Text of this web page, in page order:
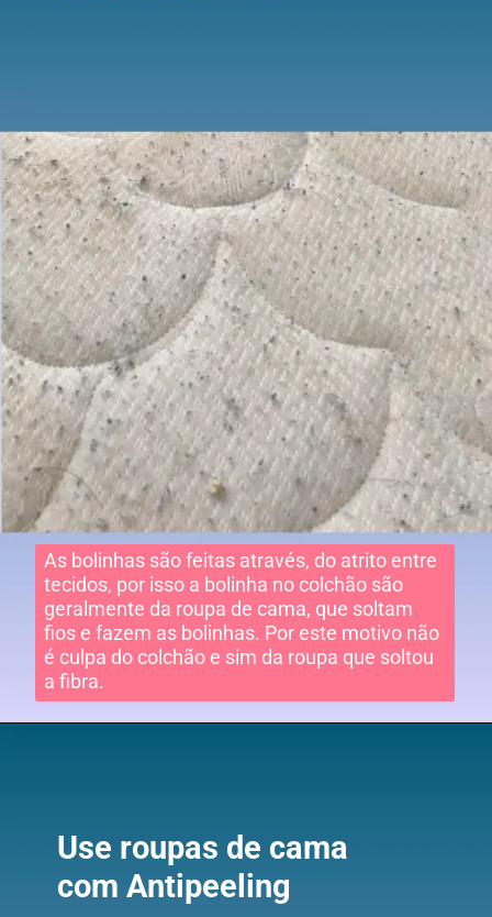
As bolinhas são feitas através, do atrito entre
tecidos, por isso a bolinha no colchão são
geralmente da roupa de cama, que soltam
fios e fazem as bolinhas. Por este motivo não
é culpa do colchão e sim da roupa que soltou
a fibra.
Use roupas de cama
com Antipeeling